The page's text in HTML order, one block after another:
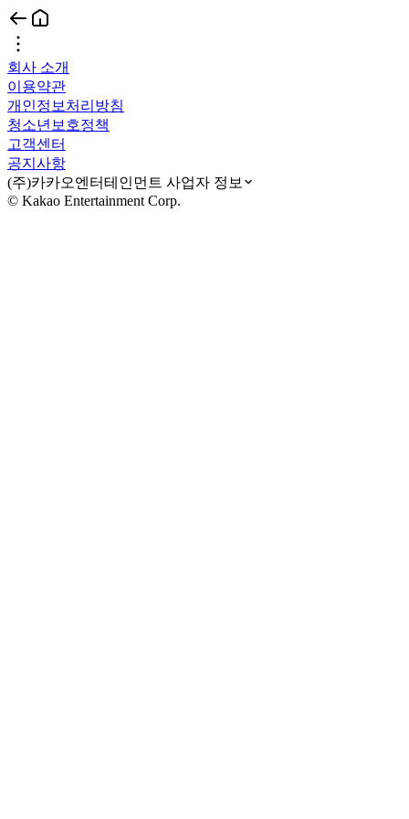
회사 소개
이용약관
개인정보처리방침
청소년보호정책
고객센터
공지사항
(주)카카오엔터테인먼트 사업자 정보
© Kakao Entertainment Corp.